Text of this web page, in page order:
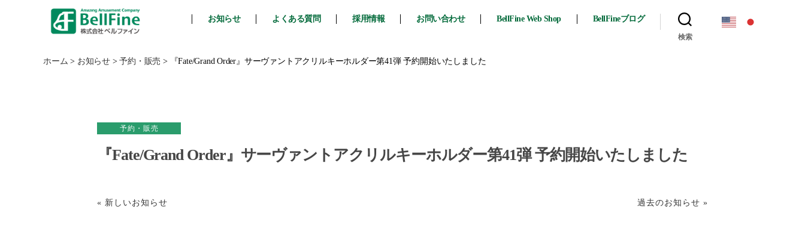
フ
お知らせ よくある質問 採用情報 お問い合わせ BellFine Web Shop BellFineブログ
検索
ホーム > お知らせ>予約・販売 > 『Fate/Grand Order』サーヴァントアクリルキーホルダー第41弾 予約開始いたしました
予約・販売
『Fate/Grand Order』サーヴァントアクリルキーホルダー第41弾 予約開始いたしました
« 新しいお知らせ 過去のお知らせ »